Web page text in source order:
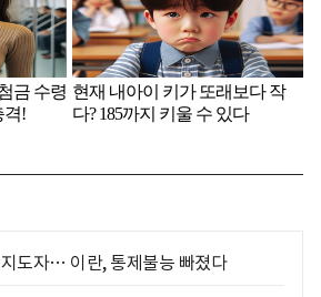
도자… 이란, 통제불능 빠졌다